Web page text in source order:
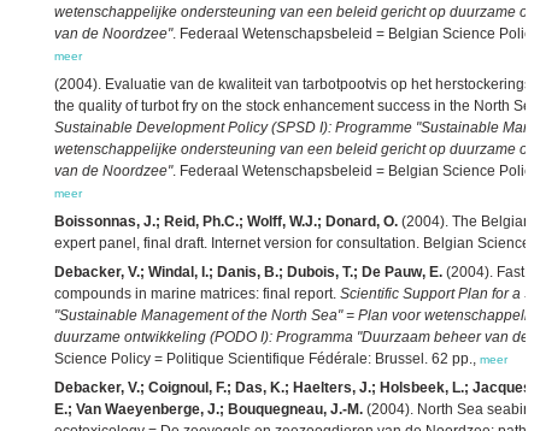
wetenschappelijke ondersteuning van een beleid gericht op duurzame
van de Noordzee". Federaal Wetenschapsbeleid = Belgian Science
meer
(2004). Evaluatie van de kwaliteit van tarbotpootvis op het
the quality of turbot fry on the stock enhancement success in the North
Sustainable Development Policy (SPSD I): Programme "Sustainable
wetenschappelijke ondersteuning van een beleid gericht op duurzame
van de Noordzee". Federaal Wetenschapsbeleid = Belgian Science
meer
Boissonnas, J.; Reid, Ph.C.; Wolff, W.J.; Donard, O. (2004). The Belgian
expert panel, final draft. Internet version for consultation. Belgian Science
Debacker, V.; Windal, I.; Danis, B.; Dubois, T.; De Pauw, E. (2004). Fast
compounds in marine matrices: final report. Scientific Support Plan for a
"Sustainable Management of the North Sea" = Plan voor
duurzame ontwikkeling (PODO I): Programma "Duurzaam beheer van de
Science Policy = Politique Scientifique Fédérale: Brussel. 62 pp., meer
Debacker, V.; Coignoul, F.; Das, K.; Haelters, J.; Holsbeek, L.;
E.; Van Waeyenberge, J.; Bouquegneau, J.-M. (2004). North Sea